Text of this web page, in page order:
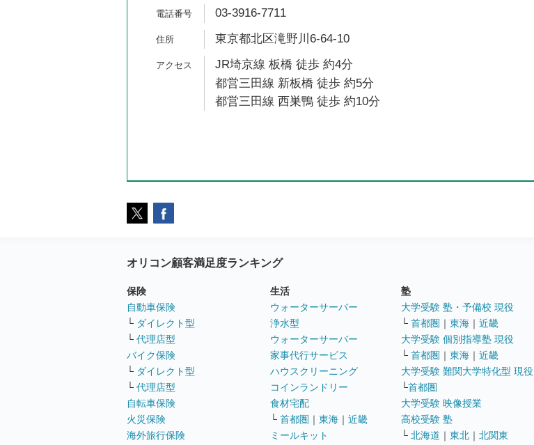
03-3916-7711
東京都北区滝野川6-64-10
JR埼京線 板橋 徒歩 約4分
都営三田線 新板橋 徒歩 約5分
都営三田線 西巣鴨 徒歩 約10分
オリコン顧客満足度ランキング
保険
自動車保険
└ ダイレクト型
└ 代理店型
バイク保険
└ ダイレクト型
└ 代理店型
自転車保険
火災保険
海外旅行保険
生活
ウォーターサーバー
浄水型
ウォーターサーバー
家事代行サービス
ハウスクリーニング
コインランドリー
食材宅配
└ 首都圏 ｜ 東海 ｜ 近畿
ミールキット
塾
大学受験 塾・予備校 現役
└ 首都圏 ｜ 東海 ｜ 近畿
大学受験 個別指導塾 現役
└ 首都圏 ｜ 東海 ｜ 近畿
大学受験 難関大学特化型 現役
└首都圏
大学受験 映像授業
高校受験 塾
└ 北海道 ｜ 東北 ｜ 北関東